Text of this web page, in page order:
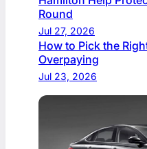
Round
Jul 27, 2026
How to Pick the
Overpaying
Jul 23, 2026